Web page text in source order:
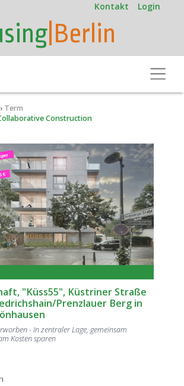
Kontakt Login
|Berlin
Term
Construction
"Küss55", Küstriner Straße
Prenzlauer Berg in
- In zentraler Lage, gemeinsam
Kosten sparen